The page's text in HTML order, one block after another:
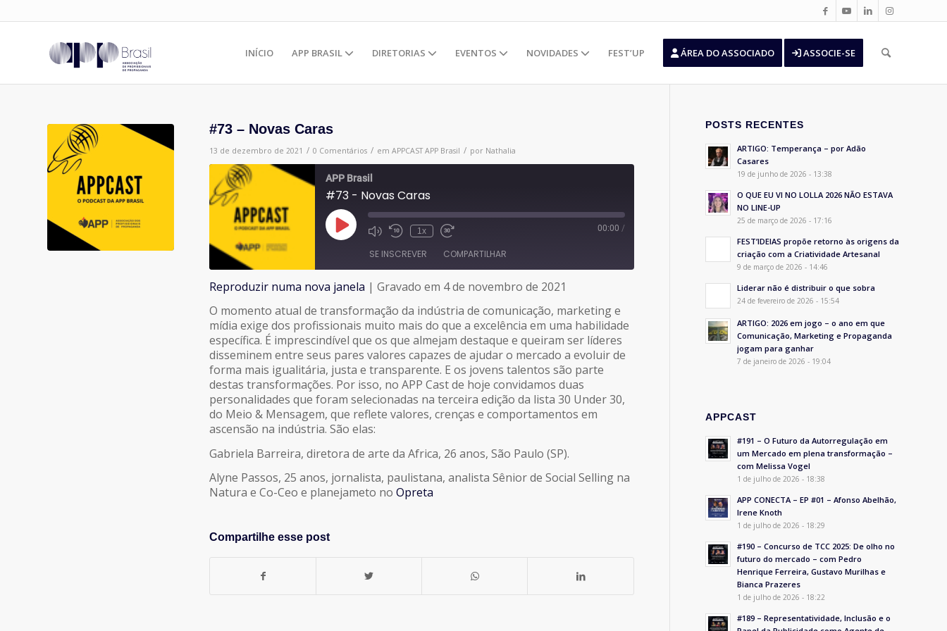
INÍCIO APP BRASIL DIRETORIAS EVENTOS NOVIDADES FEST’UP ÁREA DO ASSOCIADO ASSOCIE-SE
#73 – Novas Caras
13 de dezembro de 2021 / 0 Comentários / em APPCAST APP Brasil / por Nathalia
APP Brasil
#73 - Novas Caras
Reproduzir
episódio
1x 00:00 /
SE INSCREVER COMPARTILHAR
FEED RSS
LINK
INCORPORAR
Reproduzir numa nova janela | Gravado em 4 de novembro de 2021
O momento atual de transformação da indústria de comunicação, marketing e
mídia exige dos profissionais muito mais do que a excelência em uma habilidade
específica. É imprescindível que os que almejam destaque e queiram ser líderes
disseminem entre seus pares valores capazes de ajudar o mercado a evoluir de
forma mais igualitária, justa e transparente. E os jovens talentos são parte
destas transformações. Por isso, no APP Cast de hoje convidamos duas
personalidades que foram selecionadas na terceira edição da lista 30 Under 30,
do Meio & Mensagem, que reflete valores, crenças e comportamentos em
ascensão na indústria. São elas:
Gabriela Barreira, diretora de arte da Africa, 26 anos, São Paulo (SP).
Alyne Passos, 25 anos, jornalista, paulistana, analista Sênior de Social Selling na
Natura e Co-Ceo e planejameto no Opreta
Compartilhe esse post
POSTS RECENTES
ARTIGO: Temperança – por Adão
Casares
19 de junho de 2026 - 13:38
O QUE EU VI NO LOLLA 2026 NÃO ESTAVA
NO LINE-UP
25 de março de 2026 - 17:16
FEST’IDEIAS propõe retorno às origens da
criação com a Criatividade Artesanal
9 de março de 2026 - 14:46
Liderar não é distribuir o que sobra
24 de fevereiro de 2026 - 15:54
ARTIGO: 2026 em jogo – o ano em que
Comunicação, Marketing e Propaganda
jogam para ganhar
7 de janeiro de 2026 - 19:04
APPCAST
#191 – O Futuro da Autorregulação em
um Mercado em plena transformação –
com Melissa Vogel
1 de julho de 2026 - 18:38
APP CONECTA – EP #01 – Afonso Abelhão,
Irene Knoth
1 de julho de 2026 - 18:29
#190 – Concurso de TCC 2025: De olho no
futuro do mercado – com Pedro
Henrique Ferreira, Gustavo Murilhas e
Bianca Prazeres
1 de julho de 2026 - 18:22
#189 – Representatividade, Inclusão e o